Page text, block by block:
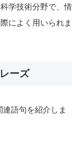
学技術分野で、情
によく用いられま
ーズ
連語句を紹介しま